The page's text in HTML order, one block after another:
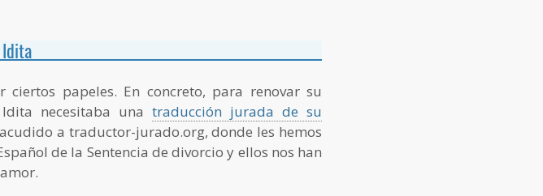
papeles. En concreto, para renovar su
necesitaba una traducción jurada de su
a traductor-jurado.org, donde les hemos
de la Sentencia de divorcio y ellos nos han